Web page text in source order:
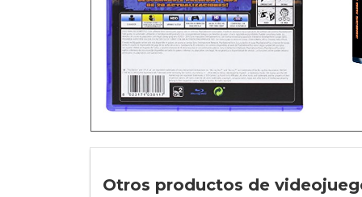
Otros productos de